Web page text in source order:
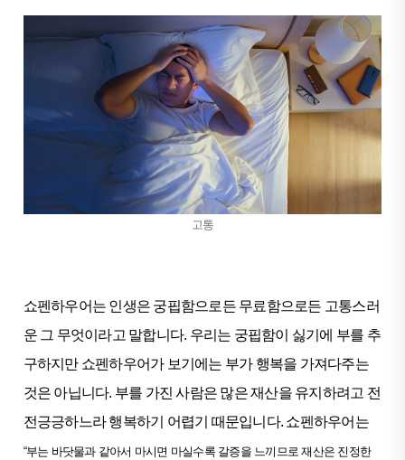
고통
쇼펜하우어는 인생은 궁핍함으로든 무료함으로든 고통스러
운 그 무엇이라고 말합니다. 우리는 궁핍함이 싫기에 부를 추
구하지만 쇼펜하우어가 보기에는 부가 행복을 가져다주는
것은 아닙니다. 부를 가진 사람은 많은 재산을 유지하려고 전
전긍긍하느라 행복하기 어렵기 때문입니다. 쇼펜하우어는
“부는 바닷물과 같아서 마시면 마실수록 갈증을 느끼므로 재산은 진정한